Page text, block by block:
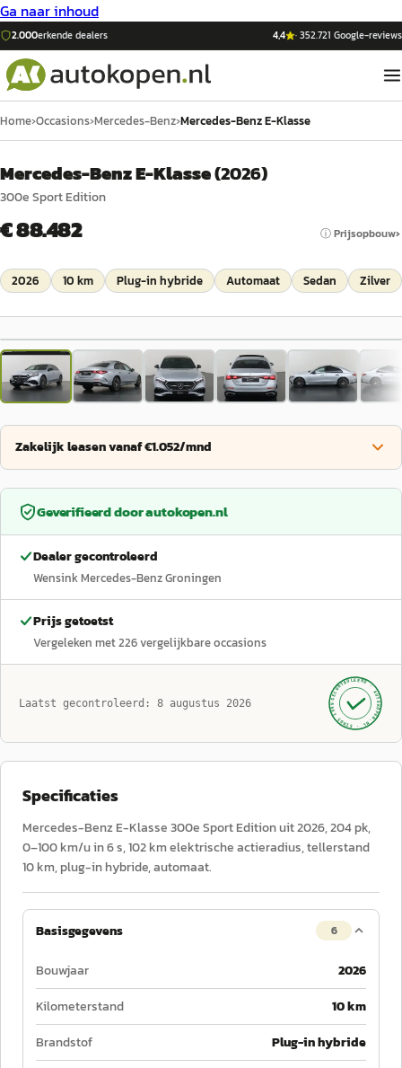
Ga naar inhoud
2.000erkende dealers 4,4 ·352.721 Google-reviews
Home›Occasions›Mercedes-Benz›Mercedes-Benz E-Klasse
Mercedes-Benz E-Klasse(2026)
300e Sport Edition
€ 88.482 ⓘ Prijsopbouw
2026 10 km Plug-in hybride Automaat Sedan Zilver
1/52
Zakelijk leasen vanaf €1.052/mnd
Geverifieerd doorautokopen.nl
Dealer gecontroleerd
Wensink Mercedes-Benz Groningen
Prijs getoetst
Vergeleken met226vergelijkbare occasions
Laatst gecontroleerd: 8 augustus 2026 GECONTROLEERD ·
AUTOKOPEN.NL
· SINDS 1999 ·
Specificaties
Mercedes-Benz E-Klasse 300e Sport Edition uit 2026, 204 pk,
0–100 km/u in 6 s, 102 km elektrische actieradius, tellerstand
10 km, plug-in hybride, automaat.
Basisgegevens 6
Bouwjaar
2026
Kilometerstand
10 km
Brandstof
Plug-in hybride